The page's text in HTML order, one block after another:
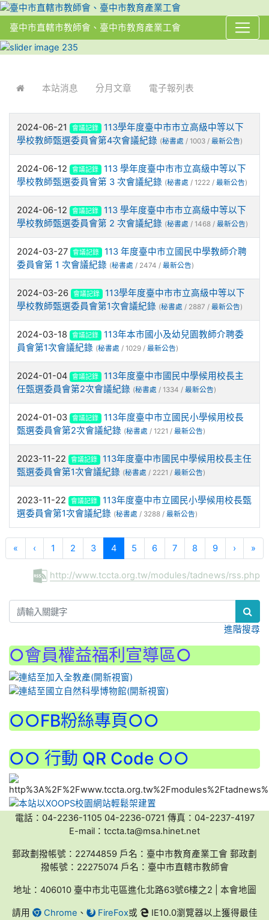
臺中市直轄市教師會、臺中市教育產業工會
本站消息 分月文章 電子報列表
2024-06-21 會議記錄
113學年度臺中市市立高級中等以下
學校教師甄選委員會第4次會議紀錄 (秘書處 / 1003 / 最新公告)
2024-06-12 會議記錄
113 學年度臺中市市立高級中等以下
學校教師甄選委員會第 3 次會議紀錄 (秘書處 / 1222 / 最新公告)
2024-06-12 會議記錄
113 學年度臺中市市立高級中等以下
學校教師甄選委員會第 2 次會議紀錄 (秘書處 / 1468 / 最新公告)
2024-03-27 會議記錄
113 年度臺中巿立國民中學教師介聘
委員會第 1 次會議紀錄 (秘書處 / 2474 / 最新公告)
2024-03-26 會議記錄
113學年度臺中市市立高級中等以下
學校教師甄選委員會第1次會議紀錄 (秘書處 / 2887 / 最新公告)
2024-03-18 會議記錄
113年本市國小及幼兒園教師介聘委
員會第1次會議紀錄 (秘書處 / 1029 / 最新公告)
2024-01-04 會議記錄
113年度臺中市國民中學候用校長主
任甄選委員會第2次會議紀錄 (秘書處 / 1334 / 最新公告)
2024-01-03 會議記錄
113年度臺中市立國民小學候用校長
甄選委員會第2次會議紀錄 (秘書處 / 1221 / 最新公告)
2023-11-22 會議記錄
113年度臺中市國民中學候用校長主任
甄選委員會第1次會議紀錄 (秘書處 / 2221 / 最新公告)
2023-11-22 會議記錄
113年度臺中市立國民小學候用校長甄
選委員會第1次會議紀錄 (秘書處 / 3288 / 最新公告)
« ‹ 1 2 3 4(current)
5 6 7 8 9 › »
http://www.tccta.org.tw/modules/tadnews/rss.php
進階搜尋
○會員權益福利宣導區○
○○FB粉絲專頁○○
○○ 行動 QR Code ○○
電話：04-2236-1105 04-2236-0721 傳真：04-2237-4197
E-mail：tccta.ta@msa.hinet.net
郵政劃撥帳號：22744859 戶名：臺中市教育產業工會 郵政劃
撥帳號：22275074 戶名：臺中市直轄市教師會
地址：406010 臺中市北屯區進化北路63號6樓之2 | 本會地圖
請用 Chrome 、 FireFox或
IE10.0瀏覽器以上獲得最佳